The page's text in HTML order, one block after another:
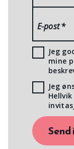
E-post*
Jeg
mine
Jeg
Send